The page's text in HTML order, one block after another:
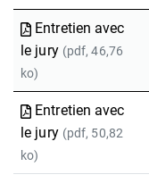
Entretien avec
le jury (pdf, 46,76
ko)
Entretien avec
le jury (pdf, 50,82
ko)